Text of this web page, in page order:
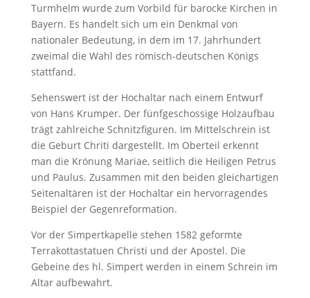
Turmhelm wurde zum Vorbild für barocke Kirchen in
Bayern. Es handelt sich um ein Denkmal von
nationaler Bedeutung, in dem im 17. Jahrhundert
zweimal die Wahl des römisch-deutschen Königs
stattfand.
Sehenswert ist der Hochaltar nach einem Entwurf
von Hans Krumper. Der fünfgeschossige Holzaufbau
trägt zahlreiche Schnitzfiguren. Im Mittelschrein ist
die Geburt Chriti dargestellt. Im Oberteil erkennt
man die Krönung Mariae, seitlich die Heiligen Petrus
und Paulus. Zusammen mit den beiden gleichartigen
Seitenaltären ist der Hochaltar ein hervorragendes
Beispiel der Gegenreformation.
Vor der Simpertkapelle stehen 1582 geformte
Terrakottastatuen Christi und der Apostel. Die
Gebeine des hl. Simpert werden in einem Schrein im
Altar aufbewahrt.